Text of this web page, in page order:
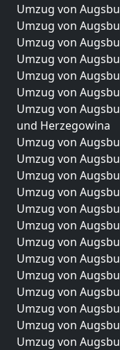
Umzug von
Umzug von
Umzug von
Umzug von
Umzug von
Umzug von
Umzug von
und Herzegowina
Umzug von
Umzug von
Umzug von
Umzug von
Umzug von
Umzug von
Umzug von
Umzug von
Umzug von
Umzug von
Umzug von
Umzug von
Umzug von